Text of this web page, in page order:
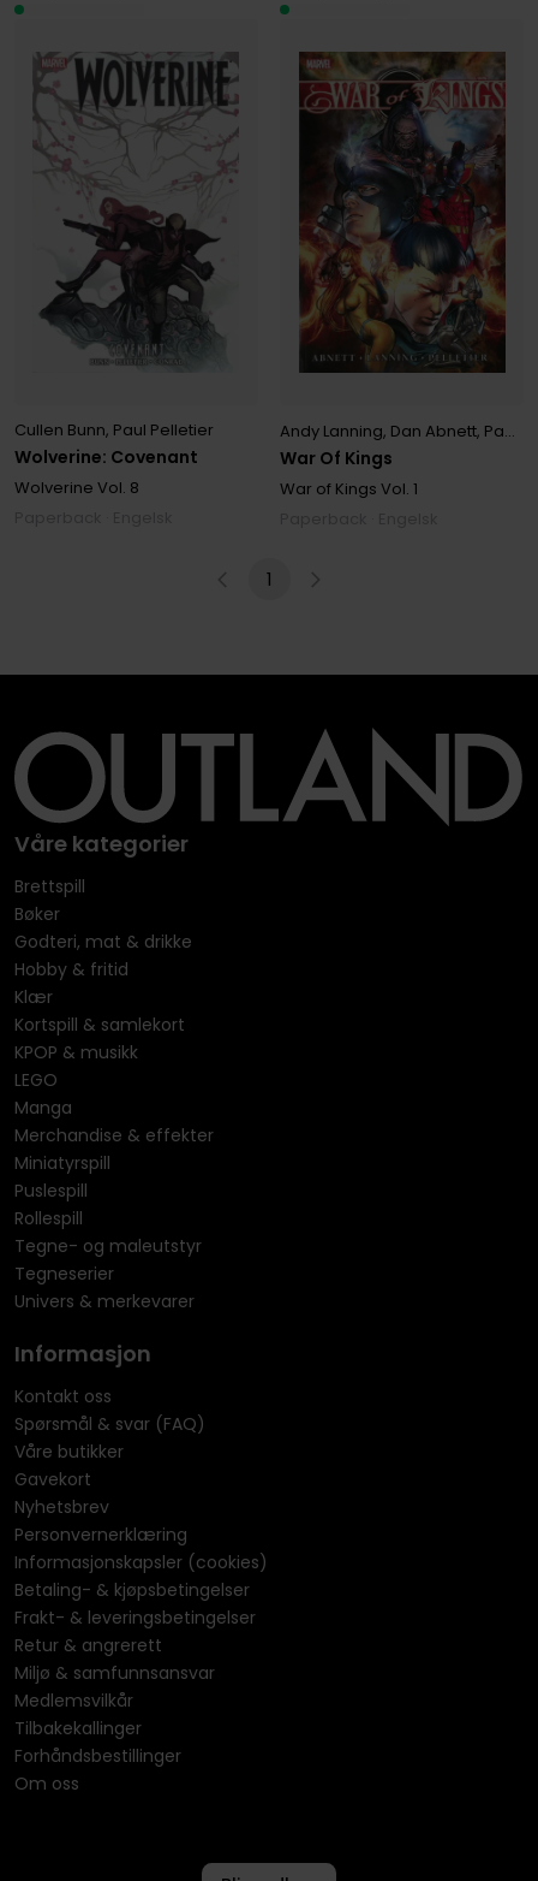
Wolverine: Covenant
Cullen Bunn, Paul Pelletier
Wolverine Vol. 8
War Of Kings
Andy Lanning, Dan Abnett, Paul Pelletier
War of Kings Vol. 1
1
Våre kategorier
Brettspill
Bøker
Godteri, mat & drikke
Hobby & fritid
Klær
Kortspill & samlekort
KPOP & musikk
LEGO
Manga
Merchandise & effekter
Miniatyrspill
Puslespill
Rollespill
Tegne- og maleutstyr
Tegneserier
Univers & merkevarer
Informasjon
Kontakt oss
Spørsmål & svar (FAQ)
Våre butikker
Gavekort
Nyhetsbrev
Personvernerklæring
Informasjonskapsler (cookies)
Betaling- & kjøpsbetingelser
Frakt- & leveringsbetingelser
Retur & angrerett
Miljø & samfunnsansvar
Medlemsvilkår
Tilbakekallinger
Forhåndsbestillinger
Om oss